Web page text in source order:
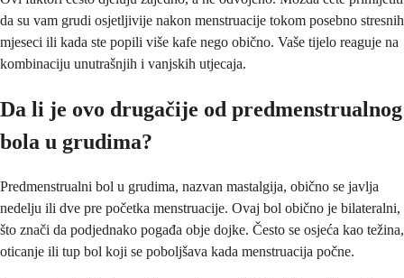
da su vam grudi osjetljivije nakon menstruacije tokom posebno stresnih
mjeseci ili kada ste popili više kafe nego obično. Vaše tijelo reaguje na
kombinaciju unutrašnjih i vanjskih utjecaja.
Da li je ovo drugačije od predmenstrualnog
bola u grudima?
Predmenstrualni bol u grudima, nazvan mastalgija, obično se javlja
nedelju ili dve pre početka menstruacije. Ovaj bol obično je bilateralni,
što znači da podjednako pogađa obje dojke. Često se osjeća kao težina,
oticanje ili tup bol koji se poboljšava kada menstruacija počne.